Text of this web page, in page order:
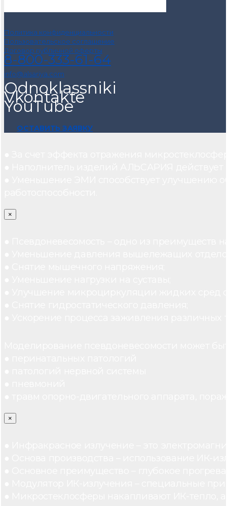
Политика конфиденциальности
Пользовательское соглашение
Договор публичной оферты
8-800-333-61-64
info@alsariya.com
Odnoklassniki
Vkontakte
YouTube
ОСТАВИТЬ ЗАЯВКУ
×
×